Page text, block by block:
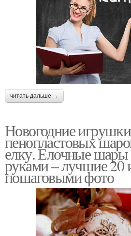
читать дальше →
Новогодние
пенопластовых
елку. Елочные
руками – лучшие 20
пошаговыми фото